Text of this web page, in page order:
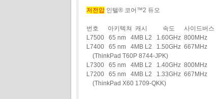
저전압인텔® 코어™2 듀오
번호 아키텍쳐 캐시 속도 사이드버스
L7500 65 nm 4MB L2 1.60GHz 800MHz
L7400 65 nm 4MB L2 1.50GHz 667MHz
(ThinkPad T60P 8744-JPK)
L7300 65 nm 4MB L2 1.40GHz 800MHz
L7200 65 nm 4MB L2 1.33GHz 667MHz
(ThinkPad X60 1709-QKK)